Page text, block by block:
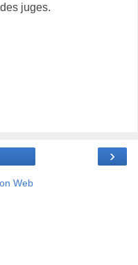
juges.
›
Web